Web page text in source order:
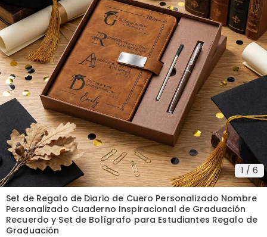
1 / 6
Set de Regalo de Diario de Cuero Personalizado Nombre
Personalizado Cuaderno Inspiracional de Graduación
Recuerdo y Set de Bolígrafo para Estudiantes Regalo de
Graduación